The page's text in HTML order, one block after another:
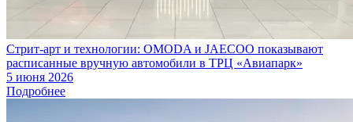
Стрит-арт и технологии: OMODA и JAECOO показывают
расписанные вручную автомобили в ТРЦ «Авиапарк»
5 июня 2026
Подробнее